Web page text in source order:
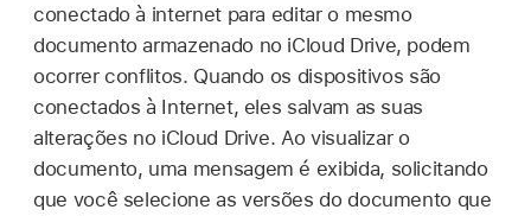
conectado à internet para editar o mesmo
documento armazenado no iCloud Drive, podem
ocorrer conflitos. Quando os dispositivos são
conectados à Internet, eles salvam as suas
alterações no iCloud Drive. Ao visualizar o
documento, uma mensagem é exibida, solicitando
que você selecione as versões do documento que